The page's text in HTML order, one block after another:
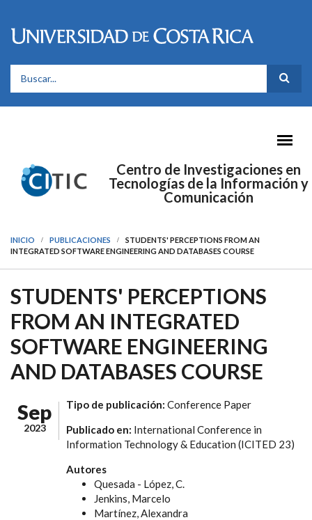
FORMULARIO DE BÚSQUEDA
Centro de Investigaciones en
Tecnologías de la Información y
Comunicación
INICIO PUBLICACIONES
STUDENTS' PERCEPTIONS FROM AN
INTEGRATED SOFTWARE ENGINEERING AND DATABASES COURSE
STUDENTS' PERCEPTIONS
FROM AN INTEGRATED
SOFTWARE ENGINEERING
AND DATABASES COURSE
Sep
2023
Tipo de publicación: Conference Paper
Publicado en: International Conference in
Information Technology & Education (ICITED 23)
Autores
Quesada - López, C.
Jenkins, Marcelo
Martínez, Alexandra